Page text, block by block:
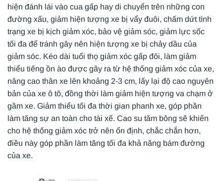
hiện đánh lái vào cua gấp hay di chuyển trên những con
đường xấu, giảm hiện tượng xe bị vẩy đuôi, chấm dứt tình
trạng xe bị kịch giảm xóc, bảo vệ giảm sóc, giảm lực sốc
tối đa để tránh gây nên hiện tượng xe bị chảy dầu của
giảm sóc. Kéo dài tuổi thọ giảm xóc gấp đôi, làm giảm
thiểu tiếng ồn ào được gây ra từ hệ thống giảm xóc của xe,
nâng cao thân xe lên khoảng 2-3 cm, lấy lại độ cao nguyên
bản của xe ô tô, đồng thời làm giảm hiện tượng va chạm ở
gầm xe. Giảm thiểu tối đa thời gian phanh xe, góp phần
làm tăng sự an toàn cho tài xế. Cao su tăm bông sẽ khiến
cho hệ thống giảm xóc trở nên ổn định, chắc chắn hơn,
điều này góp phần làm tăng tối đa khả năng bám đường
của xe.